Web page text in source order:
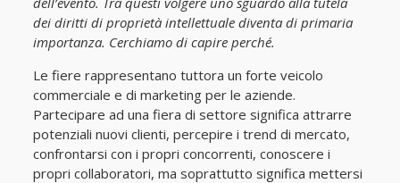
dei diritti di proprietà intellettuale diventa di primaria
importanza. Cerchiamo di capire perché.
Le fiere rappresentano tuttora un forte veicolo
commerciale e di marketing per le aziende.
Partecipare ad una fiera di settore significa attrarre
potenziali nuovi clienti, percepire i trend di mercato,
confrontarsi con i propri concorrenti, conoscere i
propri collaboratori, ma soprattutto significa mettersi